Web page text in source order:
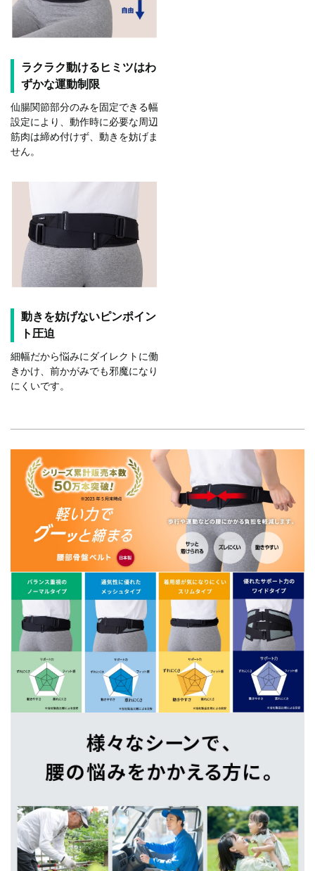
ラクラク動けるヒミツはわ
ずかな運動制限
仙腸関節部分のみを固定できる幅
設定により、動作時に必要な周辺
筋肉は締め付けず、動きを妨げま
せん。
動きを妨げないピンポイン
ト圧迫
細幅だから悩みにダイレクトに働
きかけ、前かがみでも邪魔になり
にくいです。